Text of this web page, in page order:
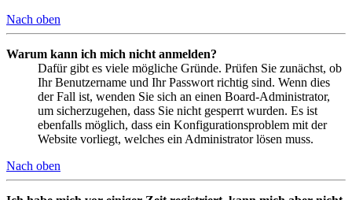
Nach oben
Warum kann ich mich nicht anmelden?
Dafür gibt es viele mögliche Gründe. Prüfen Sie zunächst, ob
Ihr Benutzername und Ihr Passwort richtig sind. Wenn dies
der Fall ist, wenden Sie sich an einen Board-Administrator,
um sicherzugehen, dass Sie nicht gesperrt wurden. Es ist
ebenfalls möglich, dass ein Konfigurationsproblem mit der
Website vorliegt, welches ein Administrator lösen muss.
Nach oben